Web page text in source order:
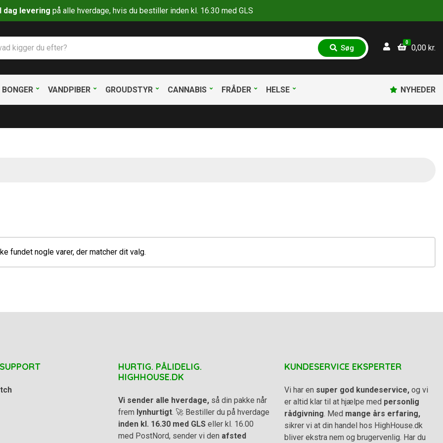
dag levering på alle hverdage, hvis du bestiller inden kl. 16.30 med GLS
S
ø
Søg
0
0,00 kr.
BONGER VANDPIBER GROUDSTYR CANNABIS FRÅDER HELSE NYHEDER
fundet nogle varer, der matcher dit valg.
HURTIG. PÅLIDELIG.
HIGHHOUSE.DK
Vi sender alle hverdage, så din pakke når
frem lynhurtigt . 🚀 Bestiller du på hverdage
inden kl. 16.30 med GLS eller kl. 16.00
med PostNord, sender vi den afsted
KUNDESERVICE EKSPERTER
Vi har en super god kundeservice, og vi
er altid klar til at hjælpe med personlig
rådgivning . Med mange års erfaring,
sikrer vi at din handel hos HighHouse.dk
bliver ekstra nem og brugervenlig. Har du